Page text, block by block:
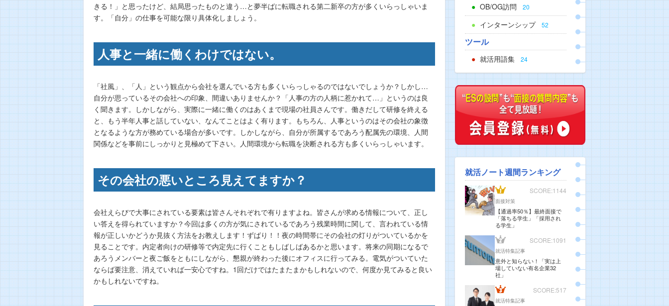
きる！」と思ったけど、結局思ったものと違う…と夢半ばに転職される第二新卒の方が多くいらっしゃいま
す。「自分」の仕事を可能な限り具体化しましょう。
人事と一緒に働くわけではない。
「社風」、「人」という観点から会社を選んでいる方も多くいらっしゃるのではないでしょうか？しかし…
自分が思っているその会社への印象、間違いありませんか？「人事の方の人柄に惹かれて…」というのは良
く聞きます。しかしながら、実際に一緒に働くのはあくまで現場の社員さんです。働きだして研修を終える
と、もう半年人事と話していない、なんてことはよく有ります。もちろん、人事というのはその会社の象徴
となるような方が務めている場合が多いです。しかしながら、自分が所属するであろう配属先の環境、人間
関係などを事前にしっかりと見極めて下さい。人間環境から転職を決断される方も多くいらっしゃいます。
その会社の悪いところ見えてますか？
会社えらびで大事にされている要素は皆さんそれぞれで有りますよね。皆さんが求める情報について、正し
い答えを得られていますか？今回は多くの方が気にされているであろう残業時間に関して、言われている情
報が正しいかどうか見抜く方法をお教えします！ずばり！！夜の時間帯にその会社の灯りがついているかを
見ることです。内定者向けの研修等で内定先に行くこともしばしばあるかと思います。将来の同期になるで
あろうメンバーと夜ご飯をともにしながら、懇親が終わった後にオフィスに行ってみる。電気がついていた
ならば要注意、消えていれば一安心ですね。1回だけではたまたまかもしれないので、何度か見てみると良い
かもしれないですね。
OB/OG訪問 20
インターンシップ 52
ツール
就活用語集 24
就活ノート週間ランキング
SCORE:1144
面接対策
【通過率50％】最終面接で
「落ちる学生」「採用され
る学生」
SCORE:1091
就活特集記事
意外と知らない！「実は上
場していない有名企業32
社」
SCORE:517
就活特集記事